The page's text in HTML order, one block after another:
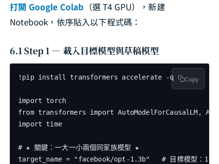
打開 Google Colab （選 T4 GPU），新建
Notebook，依序貼入以下程式碼：
6.1 Step 1 — 載入目標模型與草稿模型
!pip install transformers accelerate -q
import torch
from transformers import AutoModelForCausalLM,
import time
# ★ 關鍵：一大一小兩個同家族模型 ★
target_name = "facebook/opt-1.3b"   # 目標模型：
Copy